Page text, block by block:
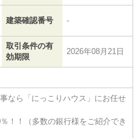
建築確認番号 -
取引条件の有
効期限
2026年08月21日
なら「にっこりハウス」にお任せ
！！（多数の銀行様をご紹介でき